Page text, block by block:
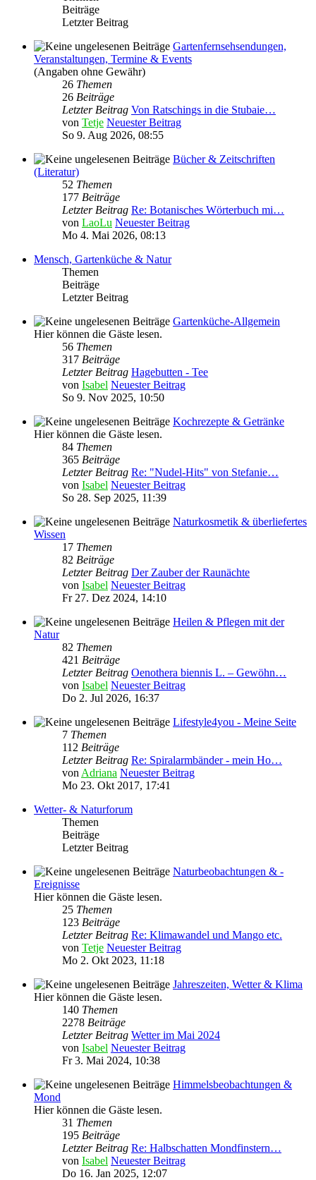
Beiträge
Letzter Beitrag
Gartenfernsehsendungen,
Veranstaltungen, Termine & Events
(Angaben ohne Gewähr)
26 Themen
26 Beiträge
Letzter Beitrag Von Ratschings in die Stubaie…
von Tetje Neuester Beitrag
So 9. Aug 2026, 08:55
Bücher & Zeitschriften
(Literatur)
52 Themen
177 Beiträge
Letzter Beitrag Re: Botanisches Wörterbuch mi…
von LaoLu Neuester Beitrag
Mo 4. Mai 2026, 08:13
Mensch, Gartenküche & Natur
Themen
Beiträge
Letzter Beitrag
Gartenküche-Allgemein
Hier können die Gäste lesen.
56 Themen
317 Beiträge
Letzter Beitrag Hagebutten - Tee
von Isabel Neuester Beitrag
So 9. Nov 2025, 10:50
Kochrezepte & Getränke
Hier können die Gäste lesen.
84 Themen
365 Beiträge
Letzter Beitrag Re: "Nudel-Hits" von Stefanie…
von Isabel Neuester Beitrag
So 28. Sep 2025, 11:39
Naturkosmetik & überliefertes
Wissen
17 Themen
82 Beiträge
Letzter Beitrag Der Zauber der Raunächte
von Isabel Neuester Beitrag
Fr 27. Dez 2024, 14:10
Heilen & Pflegen mit der
Natur
82 Themen
421 Beiträge
Letzter Beitrag Oenothera biennis L. – Gewöhn…
von Isabel Neuester Beitrag
Do 2. Jul 2026, 16:37
Lifestyle4you - Meine Seite
7 Themen
112 Beiträge
Letzter Beitrag Re: Spiralarmbänder - mein Ho…
von Adriana Neuester Beitrag
Mo 23. Okt 2017, 17:41
Wetter- & Naturforum
Themen
Beiträge
Letzter Beitrag
Naturbeobachtungen & -
Ereignisse
Hier können die Gäste lesen.
25 Themen
123 Beiträge
Letzter Beitrag Re: Klimawandel und Mango etc.
von Tetje Neuester Beitrag
Mo 2. Okt 2023, 11:18
Jahreszeiten, Wetter & Klima
Hier können die Gäste lesen.
140 Themen
2278 Beiträge
Letzter Beitrag Wetter im Mai 2024
von Isabel Neuester Beitrag
Fr 3. Mai 2024, 10:38
Himmelsbeobachtungen &
Mond
Hier können die Gäste lesen.
31 Themen
195 Beiträge
Letzter Beitrag Re: Halbschatten Mondfinstern…
von Isabel Neuester Beitrag
Do 16. Jan 2025, 12:07